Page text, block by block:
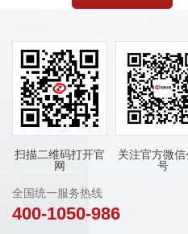
扫描二维码打开官
网
关注官方微信
号
全国统一服务热线
400-1050-986